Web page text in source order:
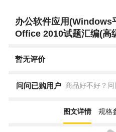
办公软件应用(Windows
Office 2010试题汇编(高
暂无评价
问问已购用户 商品好不好？问
图文详情 规格